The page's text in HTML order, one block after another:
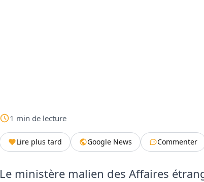
1 min de lecture
Lire plus tard Google News Commenter
Le ministère malien des Affaires